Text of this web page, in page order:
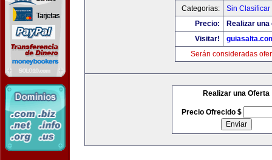
Categorias:
Sin Clasificar
Precio:
Realizar
Visitar!
Serán consideradas
Realizar una Oferta
Precio Ofrecido $